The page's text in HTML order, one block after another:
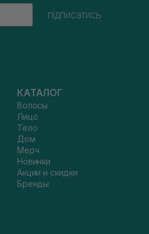
підписатись
КАТАЛОГ
Волосы
Лицо
Тело
Дом
Мерч
Новинки
Акции и скидки
Бренды